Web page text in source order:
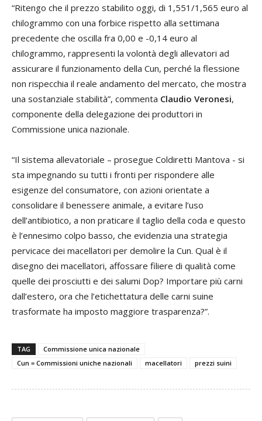
“Ritengo che il prezzo stabilito oggi, di 1,551/1,565 euro al
chilogrammo con una forbice rispetto alla settimana
precedente che oscilla fra 0,00 e -0,14 euro al
chilogrammo, rappresenti la volontà degli allevatori ad
assicurare il funzionamento della Cun, perché la flessione
non rispecchia il reale andamento del mercato, che mostra
una sostanziale stabilità”, commenta Claudio Veronesi,
componente della delegazione dei produttori in
Commissione unica nazionale.
“Il sistema allevatoriale – prosegue Coldiretti Mantova - si
sta impegnando su tutti i fronti per rispondere alle
esigenze del consumatore, con azioni orientate a
consolidare il benessere animale, a evitare l’uso
dell’antibiotico, a non praticare il taglio della coda e questo
è l’ennesimo colpo basso, che evidenzia una strategia
pervicace dei macellatori per demolire la Cun. Qual è il
disegno dei macellatori, affossare filiere di qualità come
quelle dei prosciutti e dei salumi Dop? Importare più carni
dall’estero, ora che l’etichettatura delle carni suine
trasformate ha imposto maggiore trasparenza?”.
TAG
Commissione unica nazionale
Cun = Commissioni uniche nazionali
macellatori prezzi suini